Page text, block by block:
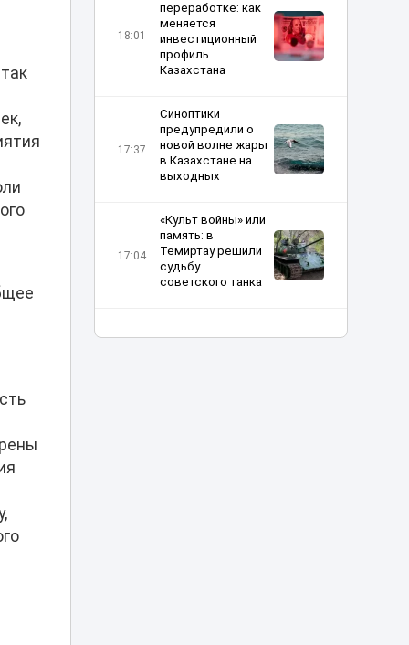
18:01
переработке: как
меняется
инвестиционный
профиль
Казахстана
17:37
Синоптики
предупредили о
новой волне жары
в Казахстане на
выходных
17:04
«Культ войны» или
память: в
Темиртау решили
судьбу
советского танка
когда